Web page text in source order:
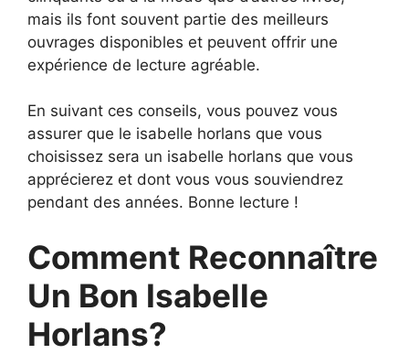
mais ils font souvent partie des meilleurs
ouvrages disponibles et peuvent offrir une
expérience de lecture agréable.
En suivant ces conseils, vous pouvez vous
assurer que le isabelle horlans que vous
choisissez sera un isabelle horlans que vous
apprécierez et dont vous vous souviendrez
pendant des années. Bonne lecture !
Comment Reconnaître
Un Bon Isabelle
Horlans?